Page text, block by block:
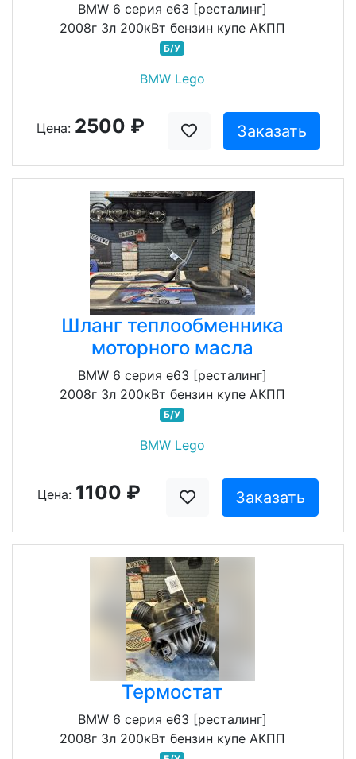
BMW 6 серия e63 [ресталинг]
2008г 3л 200кВт бензин купе АКПП
Б/У
BMW Lego
Цена: 2500 ₽ Заказать
Шланг теплообменника
моторного масла
BMW 6 серия e63 [ресталинг]
2008г 3л 200кВт бензин купе АКПП
Б/У
BMW Lego
Цена: 1100 ₽ Заказать
Термостат
BMW 6 серия e63 [ресталинг]
2008г 3л 200кВт бензин купе АКПП